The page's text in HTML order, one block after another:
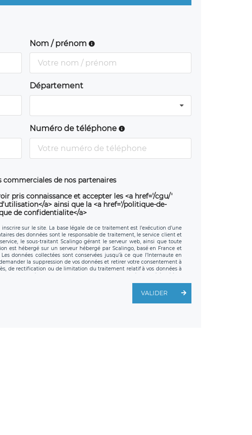
Nom / prénom
Département
Numéro de téléphone
de nos partenaires
pris connaissance et accepter les <a href='/cgu/'
a> ainsi que la <a href='/politique-de-
de confidentialite</a>
sur le site. La base légale de ce traitement est l’exécution d’une
des données sont le responsable de traitement, le service client et
le sous-traitant Scalingo gérant le serveur web, ainsi que toute
est hébergé sur un serveur hébergé par Scalingo, basé en France et
Les données collectées sont conservées jusqu’à ce que l’Internaute en
la suppression de vos données et retirer votre consentement à
de rectification ou de limitation du traitement relatif à vos données à
vos données. Vous pouvez exercer ces droits auprès du délégué à la
social de LÉGAVOX et est joignable à l’adresse mail suivante :
Vous avez également le droit d’introduire une réclamation
VALIDER